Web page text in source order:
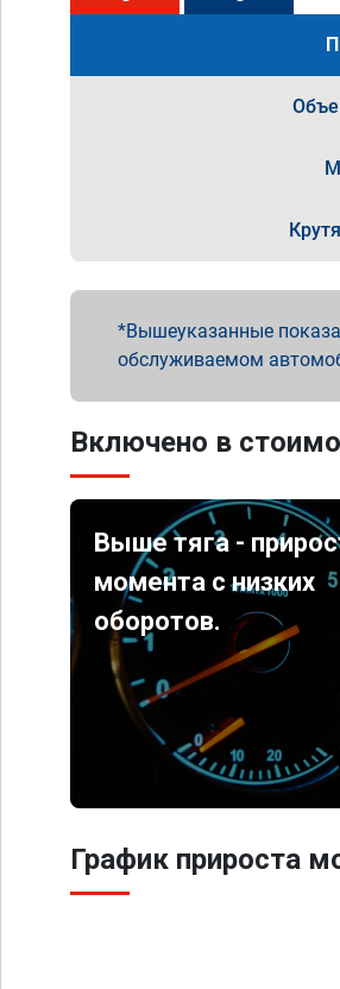
Вышеуказанные
обслуживаемом
Включено в
Выше тяга -
момента с низких
оборотов.
График прироста